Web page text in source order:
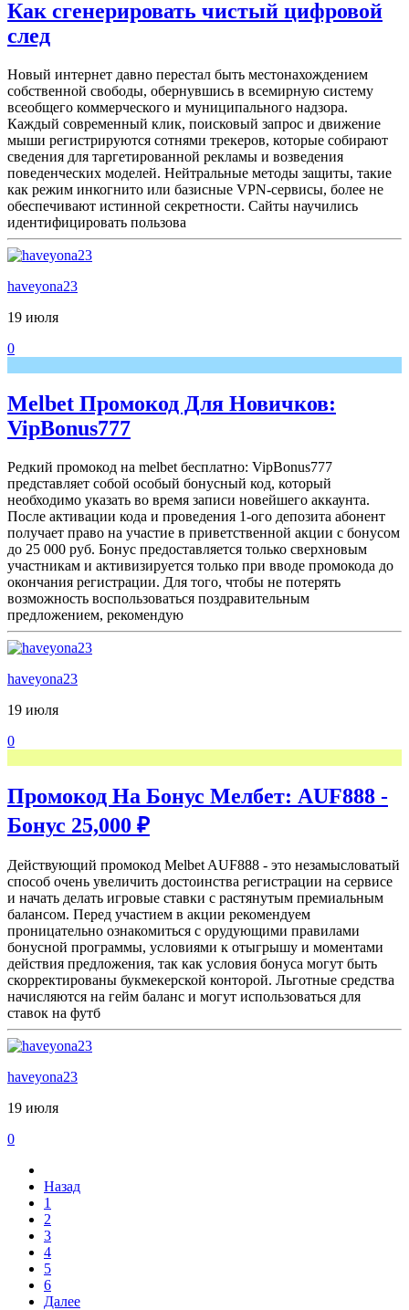
Как сгенерировать чистый цифровой
след
Новый интернет давно перестал быть местонахождением
собственной свободы, обернувшись в всемирную систему
всеобщего коммерческого и муниципального надзора.
Каждый современный клик, поисковый запрос и движение
мыши регистрируются сотнями трекеров, которые собирают
сведения для таргетированной рекламы и возведения
поведенческих моделей. Нейтральные методы защиты, такие
как режим инкогнито или базисные VPN-сервисы, более не
обеспечивают истинной секретности. Сайты научились
идентифицировать пользова
haveyona23
19 июля
0
Melbet Промокод Для Новичков:
VipBonus777
Редкий промокод на melbet бесплатно: VipBonus777
представляет собой особый бонусный код, который
необходимо указать во время записи новейшего аккаунта.
После активации кода и проведения 1-ого депозита абонент
получает право на участие в приветственной акции с бонусом
до 25 000 руб. Бонус предоставляется только сверхновым
участникам и активизируется только при вводе промокода до
окончания регистрации. Для того, чтобы не потерять
возможность воспользоваться поздравительным
предложением, рекомендую
haveyona23
19 июля
0
Промокод На Бонус Мелбет: AUF888 -
Бонус 25,000 ₽
Действующий промокод Melbet AUF888 - это незамысловатый
способ очень увеличить достоинства регистрации на сервисе
и начать делать игровые ставки с растянутым премиальным
балансом. Перед участием в акции рекомендуем
проницательно ознакомиться с орудующими правилами
бонусной программы, условиями к отыгрышу и моментами
действия предложения, так как условия бонуса могут быть
скорректированы букмекерской конторой. Льготные средства
начисляются на гейм баланс и могут использоваться для
ставок на футб
haveyona23
19 июля
0
Назад
1
2
3
4
5
6
Далее